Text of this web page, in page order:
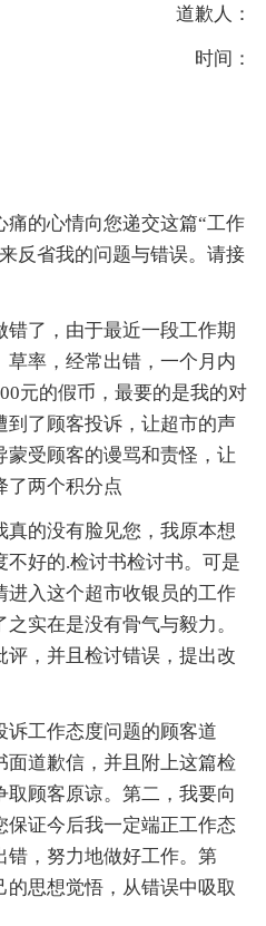
道歉人：
时间：
痛的心情向您递交这篇“工作
反省我的问题与错误。请接
错了，由于最近一段工作期
草率，经常出错，一个月内
元的假币，最要的是我的对
到了顾客投诉，让超市的声
受顾客的谩骂和责怪，让
了两个积分点
真的没有脸见您，我原本想
好的.检讨书检讨书。可是
进入这个超市收银员的工作
实在是没有骨气与毅力。
评，并且检讨错误，提出改
诉工作态度问题的顾客道
面道歉信，并且附上这篇检
顾客原谅。第二，我要向
保证今后我一定端正工作态
错，努力地做好工作。第
思想觉悟，从错误中吸取